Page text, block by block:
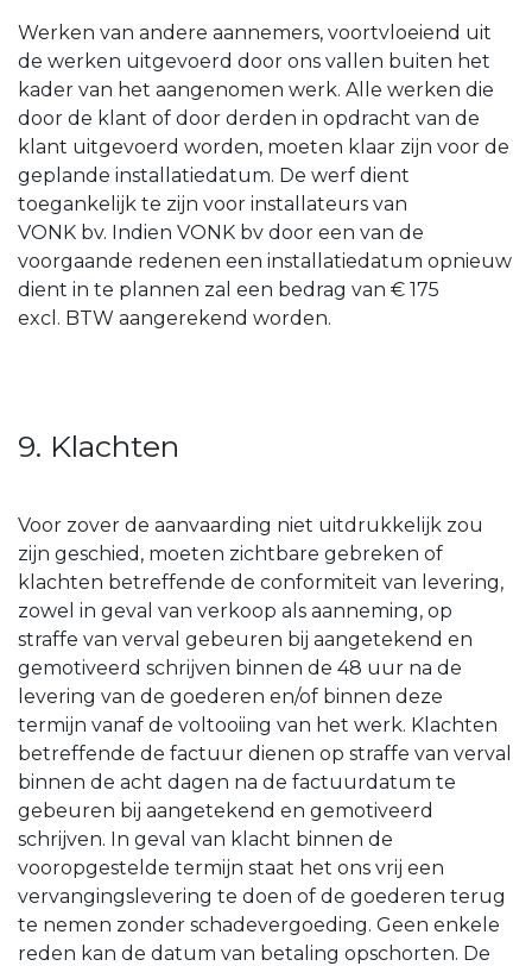
Werken van andere aannemers, voortvloeiend uit
de werken uitgevoerd door ons vallen buiten het
kader van het aangenomen werk. Alle werken die
door de klant of door derden in opdracht van de
klant uitgevoerd worden, moeten klaar zijn voor de
geplande installatiedatum. De werf dient
toegankelijk te zijn voor installateurs van
VONK bv. Indien VONK bv door een van de
voorgaande redenen een installatiedatum opnieuw
dient in te plannen zal een bedrag van € 175
excl. BTW aangerekend worden.
9. Klachten
Voor zover de aanvaarding niet uitdrukkelijk zou
zijn geschied, moeten zichtbare gebreken of
klachten betreffende de conformiteit van levering,
zowel in geval van verkoop als aanneming, op
straffe van verval gebeuren bij aangetekend en
gemotiveerd schrijven binnen de 48 uur na de
levering van de goederen en/of binnen deze
termijn vanaf de voltooiing van het werk. Klachten
betreffende de factuur dienen op straffe van verval
binnen de acht dagen na de factuurdatum te
gebeuren bij aangetekend en gemotiveerd
schrijven. In geval van klacht binnen de
vooropgestelde termijn staat het ons vrij een
vervangingslevering te doen of de goederen terug
te nemen zonder schadevergoeding. Geen enkele
reden kan de datum van betaling opschorten. De